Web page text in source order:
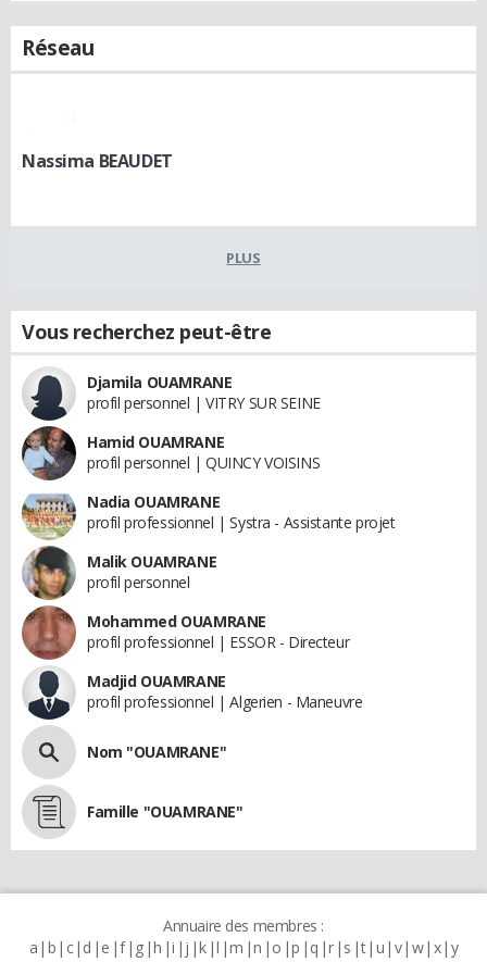
Réseau
Nassima BEAUDET
PLUS
Vous recherchez peut-être
Djamila OUAMRANE
profil personnel | VITRY SUR SEINE
Hamid OUAMRANE
profil personnel | QUINCY VOISINS
Nadia OUAMRANE
profil professionnel | Systra - Assistante projet
Malik OUAMRANE
profil personnel
Mohammed OUAMRANE
profil professionnel | ESSOR - Directeur
Madjid OUAMRANE
profil professionnel | Algerien - Maneuvre
Nom "OUAMRANE"
Famille "OUAMRANE"
Annuaire des membres :
a b c d e f g h i j k l m n o p q r s t u v w x y